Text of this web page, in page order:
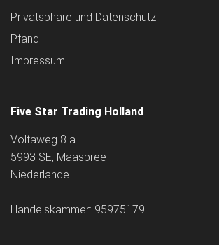
Privatsphäre und Datenschutz
Pfand
Impressum
Five Star Trading Holland
Voltaweg 8 a
5993 SE, Maasbree
Niederlande
Handelskammer: 95975179